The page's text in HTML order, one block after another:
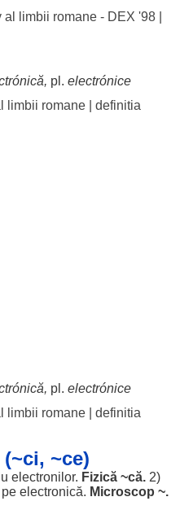
limbii romane - DEX '98|
pl. electrónice
limbii romane| definitia
pl. electrónice
limbii romane| definitia
(~ci, ~ce)
electronilor. Fizică~că.2)
electronică. Microscop ~.